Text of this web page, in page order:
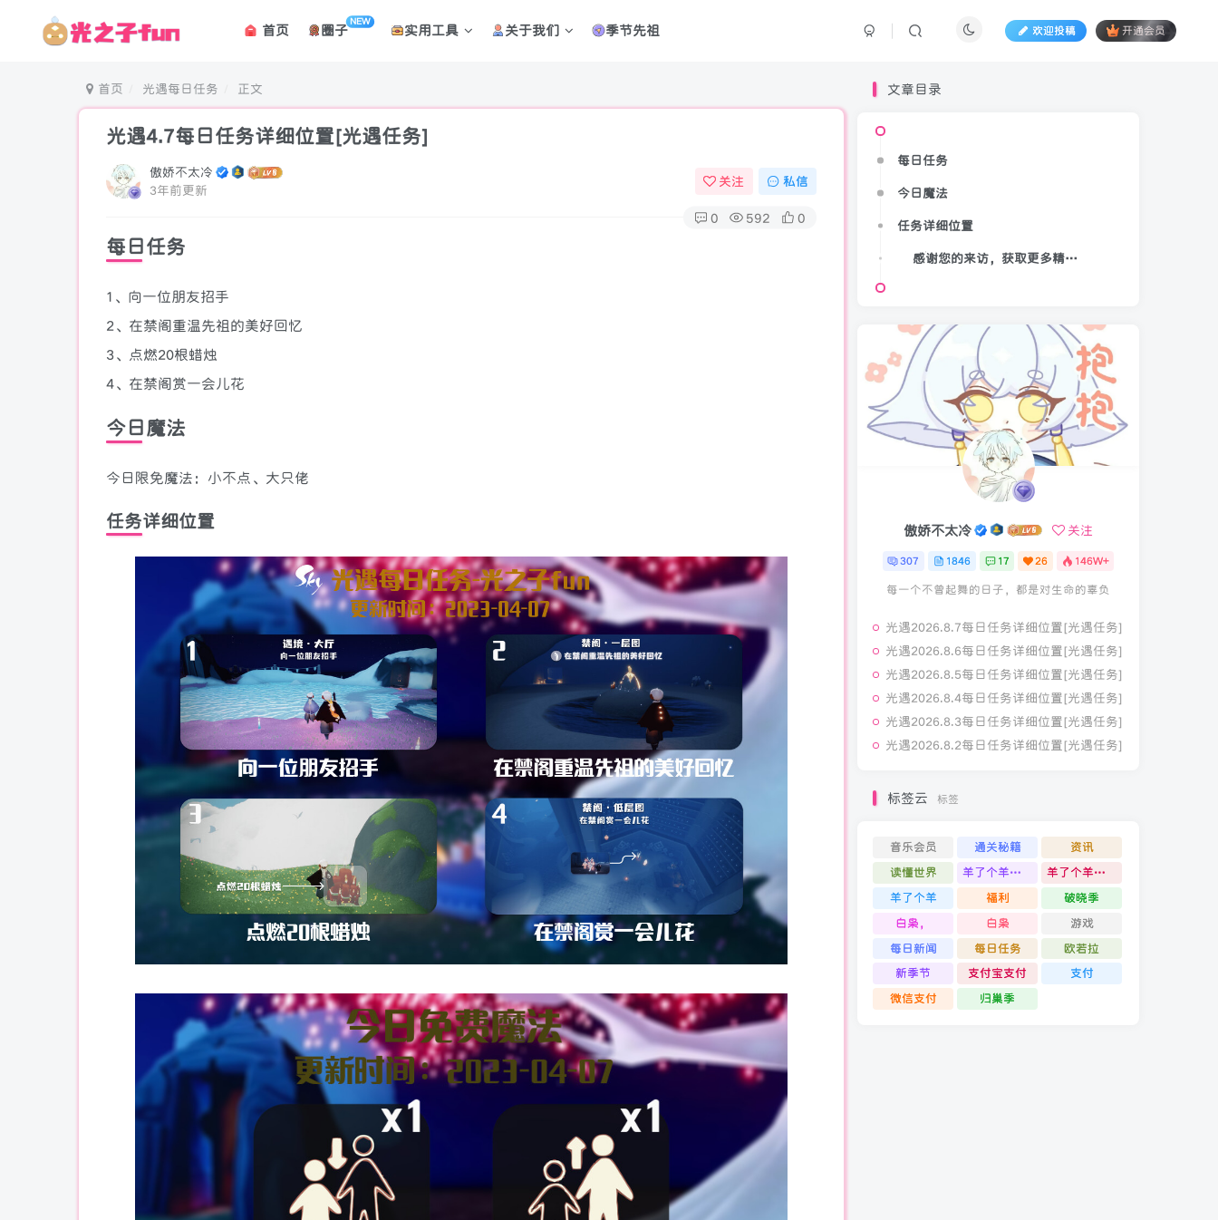
首页 圈子
NEW
实用工具 关于我们 季节先祖 欢迎投稿 开通会员
首页 光遇每日任务 正文
光遇4.7每日任务详细位置[光遇任务]
傲娇不太冷
3年前更新
关注 私信
0 592 0
每日任务
1、向一位朋友招手
2、在禁阁重温先祖的美好回忆
3、点燃20根蜡烛
4、在禁阁赏一会儿花
今日魔法
今日限免魔法：小不点、大只佬
任务详细位置
文章目录
每日任务
今日魔法
任务详细位置
感谢您的来访，获取更多精彩文章请收藏本站。
傲娇不太冷 关注
307 1846 17 26 146W+
每一个不曾起舞的日子，都是对生命的辜负
光遇2026.8.7每日任务详细位置[光遇任务]
光遇2026.8.6每日任务详细位置[光遇任务]
光遇2026.8.5每日任务详细位置[光遇任务]
光遇2026.8.4每日任务详细位置[光遇任务]
光遇2026.8.3每日任务详细位置[光遇任务]
光遇2026.8.2每日任务详细位置[光遇任务]
标签云 标签
音乐会员 通关秘籍
资讯
读懂世界
羊了个羊通关攻略
羊了个羊通关
羊了个羊
福利
破晓季
白枭，
白枭
游戏
每日新闻
每日任务
欧若拉
新季节
支付宝支付
支付
微信支付
归巢季
每日任务
今日魔法
任务详细位置
感谢您的来访，获取更多精彩文章请收藏本站。
傲娇不太冷 关注
307 1846 17 26 146W+
每一个不曾起舞的日子，都是对生命的辜负
光遇2026.8.7每日任务详细位置[光遇任务]
光遇2026.8.6每日任务详细位置[光遇任务]
光遇2026.8.5每日任务详细位置[光遇任务]
光遇2026.8.4每日任务详细位置[光遇任务]
光遇2026.8.3每日任务详细位置[光遇任务]
光遇2026.8.2每日任务详细位置[光遇任务]
标签